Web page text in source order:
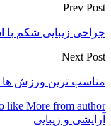
Prev Post
جراحی زیبایی شکم با
Next Post
مناسب ترین ورزش ها
like More from author
آرایشی و زیبایی